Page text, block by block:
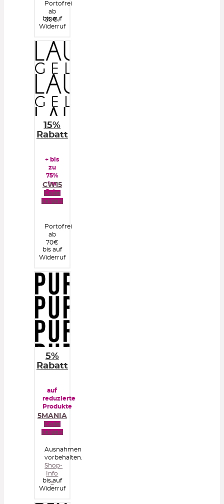
Portofrei
ab
30€.
bis auf
Widerruf
15%
Rabatt
+ bis
zu
75%
im
Sale
CW15
Code
zeigen
Portofrei
ab
70€
bis auf
Widerruf
5%
Rabatt
auf
reduzierte
Produkte
5MANIA
Code
zeigen
Ausnahmen
vorbehalten.
Shop-
Info
»
bis auf
Widerruf